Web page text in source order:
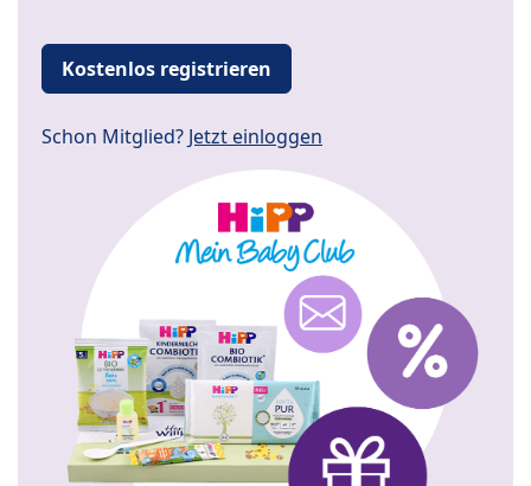
Kostenlos registrieren
Schon Mitglied? Jetzt einloggen